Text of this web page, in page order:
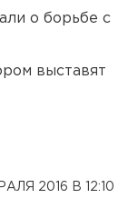
о борьбе с
выставят
2016 В 12:10